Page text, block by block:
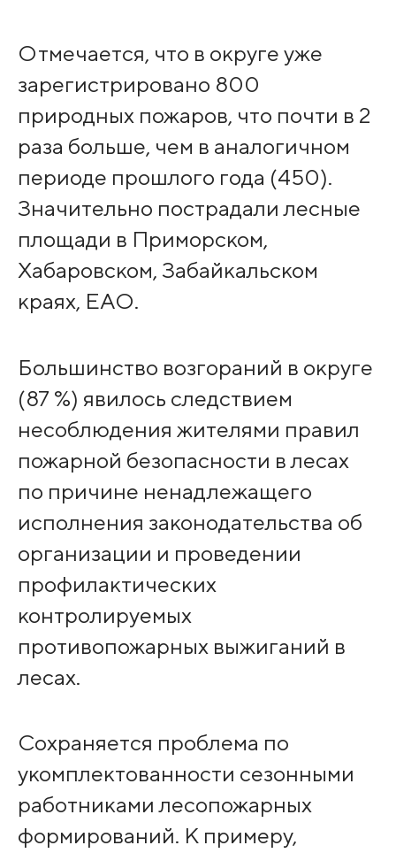
Отмечается, что в округе уже
зарегистрировано 800
природных пожаров, что почти в 2
раза больше, чем в аналогичном
периоде прошлого года (450).
Значительно пострадали лесные
площади в Приморском,
Хабаровском, Забайкальском
краях, ЕАО.
Большинство возгораний в округе
(87 %) явилось следствием
несоблюдения жителями правил
пожарной безопасности в лесах
по причине ненадлежащего
исполнения законодательства об
организации и проведении
профилактических
контролируемых
противопожарных выжиганий в
лесах.
Сохраняется проблема по
укомплектованности сезонными
работниками лесопожарных
формирований. К примеру,